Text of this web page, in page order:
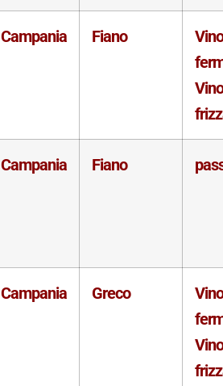
Campania Fiano
Vino
Vino
Campania Fiano
Campania Greco
Vino
Vino